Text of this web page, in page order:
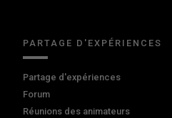
PARTAGE D'EXPÉRIENCES
Partage d'expériences
Forum
Réunions des animateurs